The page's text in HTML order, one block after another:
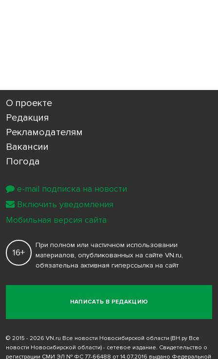
О проекте
Редакция
Рекламодателям
Вакансии
Погода
НАПИСАТЬ В РЕДАКЦИЮ
16+
При полном или частичном использовании
материалов, опубликованных на сайте VN.ru,
обязательна активная гиперссылка на сайт
© 2015 - 2026 VN.ru Все новости Новосибирской области (ВН.ру Все
новости Новосибирской области) - сетевое издание. Свидетельство о
регистрации СМИ ЭЛ № ФС 77-66488 от 14.07.2016 выдано Федеральной
e-mail подписка на новости
Включить уведомления
Мобильная версия сайта